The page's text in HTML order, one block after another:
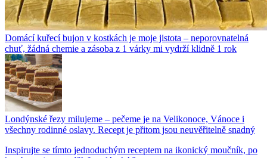
Domácí kuřecí bujon v kostkách je moje jistota – neporovnatelná
chuť, žádná chemie a zásoba z 1 várky mi vydrží klidně 1 rok
Londýnské řezy milujeme – pečeme je na Velikonoce, Vánoce i
všechny rodinné oslavy. Recept je přitom jsou neuvěřitelně snadný
Inspirujte se tímto jednoduchým receptem na ikonický moučník, po